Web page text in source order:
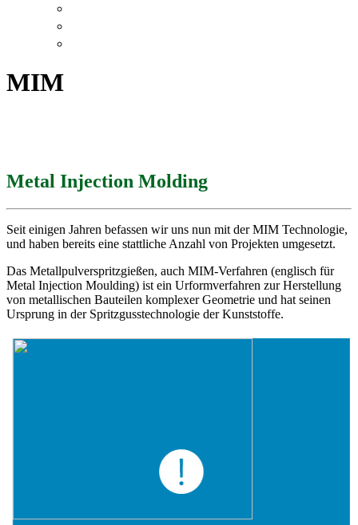
MIM
Metal Injection Molding
Seit einigen Jahren befassen wir uns nun mit der MIM Technologie,
und haben bereits eine stattliche Anzahl von Projekten umgesetzt.
Das Metallpulverspritzgießen, auch MIM-Verfahren (englisch für
Metal Injection Moulding) ist ein Urformverfahren zur Herstellung
von metallischen Bauteilen komplexer Geometrie und hat seinen
Ursprung in der Spritzgusstechnologie der Kunststoffe.